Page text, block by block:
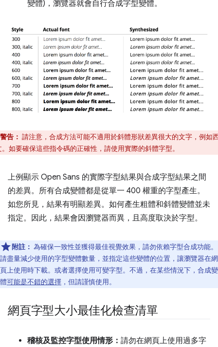
變體)，瀏覽器就會自行合成字型變體。
警告： 請注意，合成方法可能不適用於斜體形狀差異很大的文字，例如
。如要確保這些指令碼的正確性，請使用實際的斜體字型。
上例顯示 Open Sans 的實際字型結果與合成字型結果之間
的差異。所有合成變體都是從單一 400 權重的字型產生。
如您所見，結果有明顯差異。如何產生粗體和斜體變體並未
指定。因此，結果會因瀏覽器而異，且高度取決於字型。
附註： 為確保一致性並獲得最佳視覺效果，請勿依賴字型合成功能。
請盡量減少使用的字型變體數量，並指定這些變體的位置，讓瀏覽器在網
頁上使用時下載。或者選擇使用可變字型。不過，在某些情況下，合成變
體可能是不錯的選擇 ，但請謹慎使用。
網頁字型大小最佳化檢查清單
稽核及監控字型使用情形： 請勿在網頁上使用過多字